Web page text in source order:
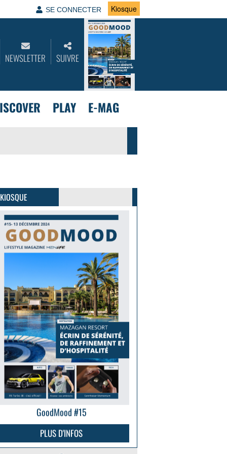
SE CONNECTER Kiosque
NEWSLETTER SUIVRE
PLAY E-MAG
PLUS D'INFOS
GoodMood #15
PLUS D'INFOS